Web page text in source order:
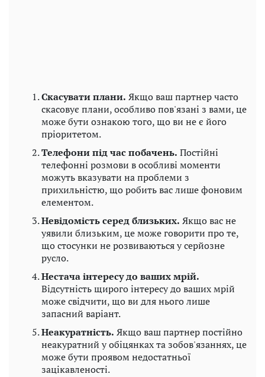
Скасувати плани. Якщо ваш партнер часто
скасовує плани, особливо пов'язані з вами, це
може бути ознакою того, що ви не є його
пріоритетом.
Телефони під час побачень. Постійні
телефонні розмови в особливі моменти
можуть вказувати на проблеми з
прихильністю, що робить вас лише фоновим
елементом.
Невідомість серед близьких. Якщо вас не
уявили близьким, це може говорити про те,
що стосунки не розвиваються у серйозне
русло.
Нестача інтересу до ваших мрій.
Відсутність щирого інтересу до ваших мрій
може свідчити, що ви для нього лише
запасний варіант.
Неакуратність. Якщо ваш партнер постійно
неакуратний у обіцянках та зобов'язаннях, це
може бути проявом недостатньої
зацікавленості.